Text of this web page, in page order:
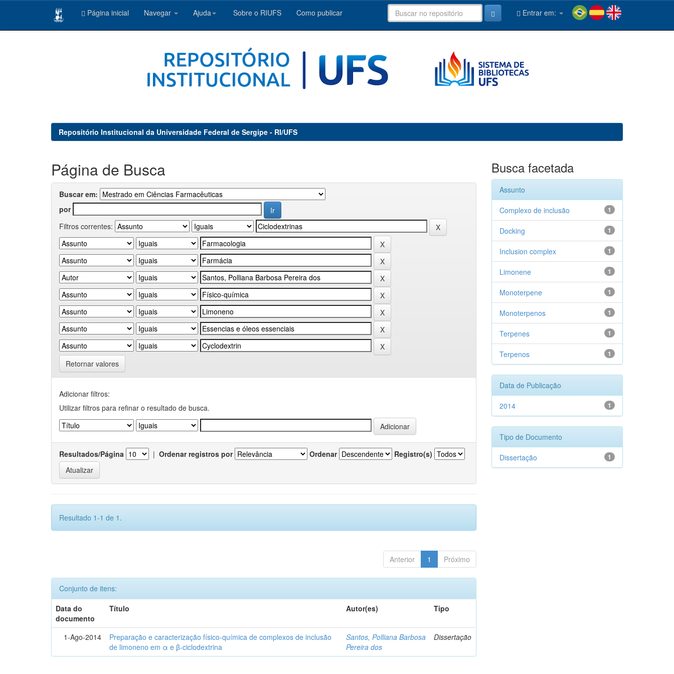
Página inicial Navegar Ajuda Sobre o RIUFS Como publicar Entrar em:
Repositório Institucional da Universidade Federal de Sergipe - RI/UFS
Página de Busca
Buscar em:
por
Filtros correntes:
Retornar valores
Adicionar filtros:
Utilizar filtros para refinar o resultado de busca.
Resultados/Página | Ordenar registros por Ordenar Registro(s)
Resultado 1-1 de 1.
Anterior 1 Próximo
Conjunto de itens:
Data do
documento
Título Autor(es) Tipo
1-Ago-2014
Preparação e caracterização físico-química de complexos de inclusão
de limoneno em α e β-ciclodextrina
Santos, Polliana Barbosa
Pereira dos
Dissertação
Busca facetada
Assunto
1
Complexo de inclusão
1
Docking
1
Inclusion complex
1
Limonene
1
Monoterpene
1
Monoterpenos
1
Terpenes
1
Terpenos
Data de Publicação
1
2014
Tipo de Documento
1
Dissertação